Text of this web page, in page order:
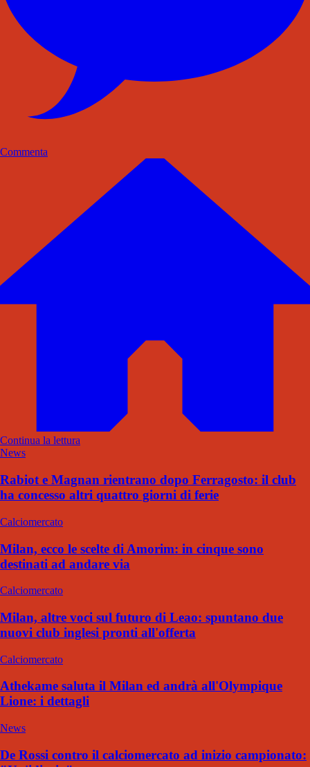
Commenta
Continua la lettura
News
Rabiot e Magnan rientrano dopo Ferragosto: il club
ha concesso altri quattro giorni di ferie
Calciomercato
Milan, ecco le scelte di Amorim: in cinque sono
destinati ad andare via
Calciomercato
Milan, altre voci sul futuro di Leao: spuntano due
nuovi club inglesi pronti all'offerta
Calciomercato
Athekame saluta il Milan ed andrà all'Olympique
Lione: i dettagli
News
De Rossi contro il calciomercato ad inizio campionato: